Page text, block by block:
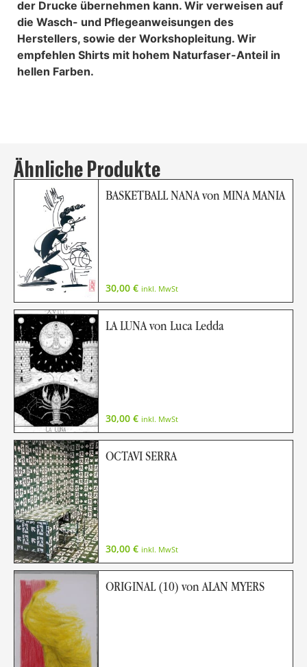
der Drucke übernehmen kann. Wir verweisen auf
die Wasch- und Pflegeanweisungen des
Herstellers, sowie der Workshopleitung. Wir
empfehlen Shirts mit hohem Naturfaser-Anteil in
hellen Farben.
Ähnliche Produkte
BASKETBALL NANA von MINA MANIA
30,00 € inkl. MwSt
LA LUNA von Luca Ledda
30,00 € inkl. MwSt
OCTAVI SERRA
30,00 € inkl. MwSt
ORIGINAL (10) von ALAN MYERS